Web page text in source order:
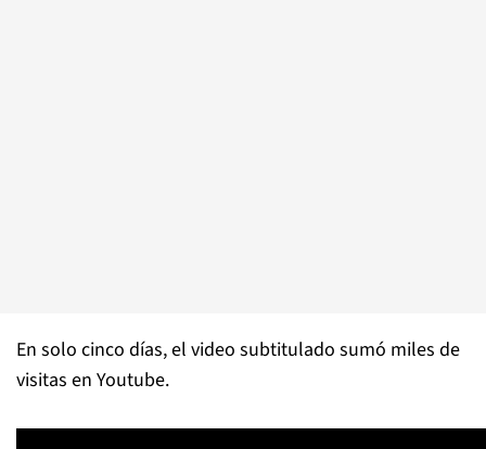
En solo cinco días, el video subtitulado sumó miles de
visitas en Youtube.